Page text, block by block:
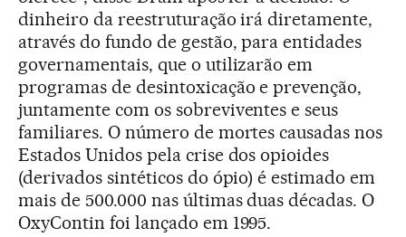
dinheiro da reestruturação irá diretamente,
através do fundo de gestão, para entidades
governamentais, que o utilizarão em
programas de desintoxicação e prevenção,
juntamente com os sobreviventes e seus
familiares. O número de mortes causadas nos
Estados Unidos pela crise dos opioides
(derivados sintéticos do ópio) é estimado em
mais de 500.000 nas últimas duas décadas. O
OxyContin foi lançado em 1995.